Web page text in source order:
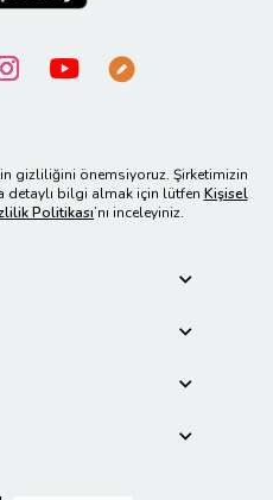
gizliliğini önemsiyoruz. Şirketimizin
detaylı bilgi almak için lütfen Kişisel
Politikası’nı inceleyiniz.